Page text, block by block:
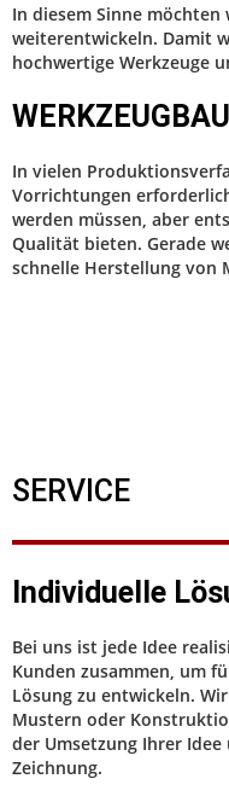
In diesem Sinne
weiterentwickeln. Damit
hochwertige Werkzeuge
WERKZEUGBAU
In vielen
Vorrichtungen
werden müssen, aber
Qualität bieten. Gerade
schnelle Herstellung von
SERVICE
Individuelle
Bei uns ist jede Idee
Kunden zusammen, um
Lösung zu entwickeln.
Mustern oder
der Umsetzung Ihrer Idee
Zeichnung.